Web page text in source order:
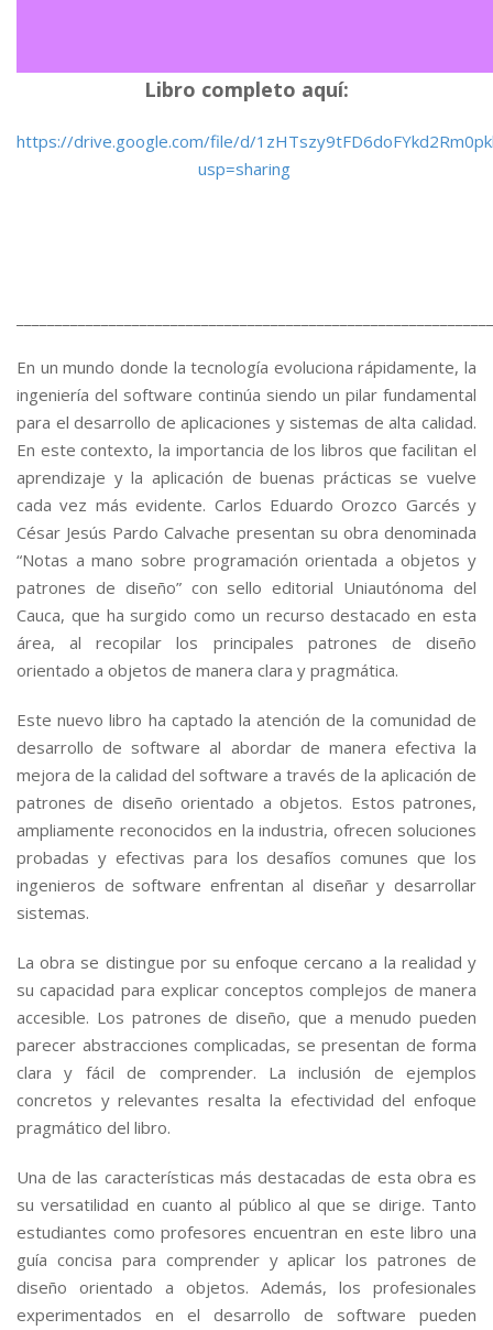
Libro completo aquí:
https://drive.google.com/file/d/
usp=sharing
En un mundo donde la tecnología evoluciona rápidamente, la
ingeniería del software continúa siendo un pilar fundamental
para el desarrollo de aplicaciones y sistemas de alta calidad.
En este contexto, la importancia de los libros que facilitan el
aprendizaje y la aplicación de buenas prácticas se vuelve
cada vez más evidente. Carlos Eduardo Orozco Garcés y
César Jesús Pardo Calvache presentan su obra denominada
“Notas a mano sobre programación orientada a objetos y
patrones de diseño” con sello editorial Uniautónoma del
Cauca, que ha surgido como un recurso destacado en esta
área, al recopilar los principales patrones de diseño
orientado a objetos de manera clara y pragmática.
Este nuevo libro ha captado la atención de la comunidad de
desarrollo de software al abordar de manera efectiva la
mejora de la calidad del software a través de la aplicación de
patrones de diseño orientado a objetos. Estos patrones,
ampliamente reconocidos en la industria, ofrecen soluciones
probadas y efectivas para los desafíos comunes que los
ingenieros de software enfrentan al diseñar y desarrollar
sistemas.
La obra se distingue por su enfoque cercano a la realidad y
su capacidad para explicar conceptos complejos de manera
accesible. Los patrones de diseño, que a menudo pueden
parecer abstracciones complicadas, se presentan de forma
clara y fácil de comprender. La inclusión de ejemplos
concretos y relevantes resalta la efectividad del enfoque
pragmático del libro.
Una de las características más destacadas de esta obra es
su versatilidad en cuanto al público al que se dirige. Tanto
estudiantes como profesores encuentran en este libro una
guía concisa para comprender y aplicar los patrones de
diseño orientado a objetos. Además, los profesionales
experimentados en el desarrollo de software pueden